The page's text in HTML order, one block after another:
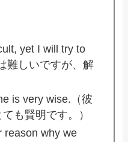
yet I will try to
難しいですが、解
is very wise.（彼
も賢明です。）
reason why we